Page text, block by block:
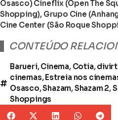
Osasco) Cineflix (Open The
Shopping), Grupo Cine
Cine Center (São Roque
CONTEÚDO
Barueri,Cinema, Cotia,
cinemas, Estreia nos
Osasco,Shazam,Shazam 2,
Shoppings